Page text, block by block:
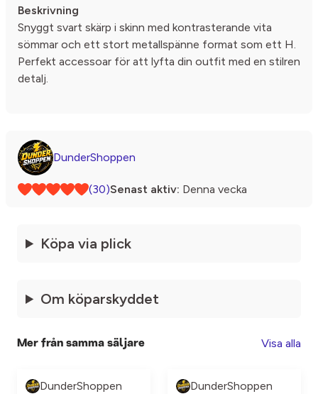
Beskrivning
Snyggt svart skärp i skinn med kontrasterande vita
sömmar och ett stort metallspänne format som ett H.
Perfekt accessoar för att lyfta din outfit med en stilren
detalj.
DunderShoppen
(30)Senast aktiv: Denna vecka
Köpa via plick
Om köparskyddet
Mer från samma säljare Visa alla
DunderShoppen DunderShoppen